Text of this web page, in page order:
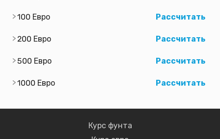
100 Евро Рассчитать
200 Евро Рассчитать
500 Евро Рассчитать
1000 Евро Рассчитать
Курс фунта